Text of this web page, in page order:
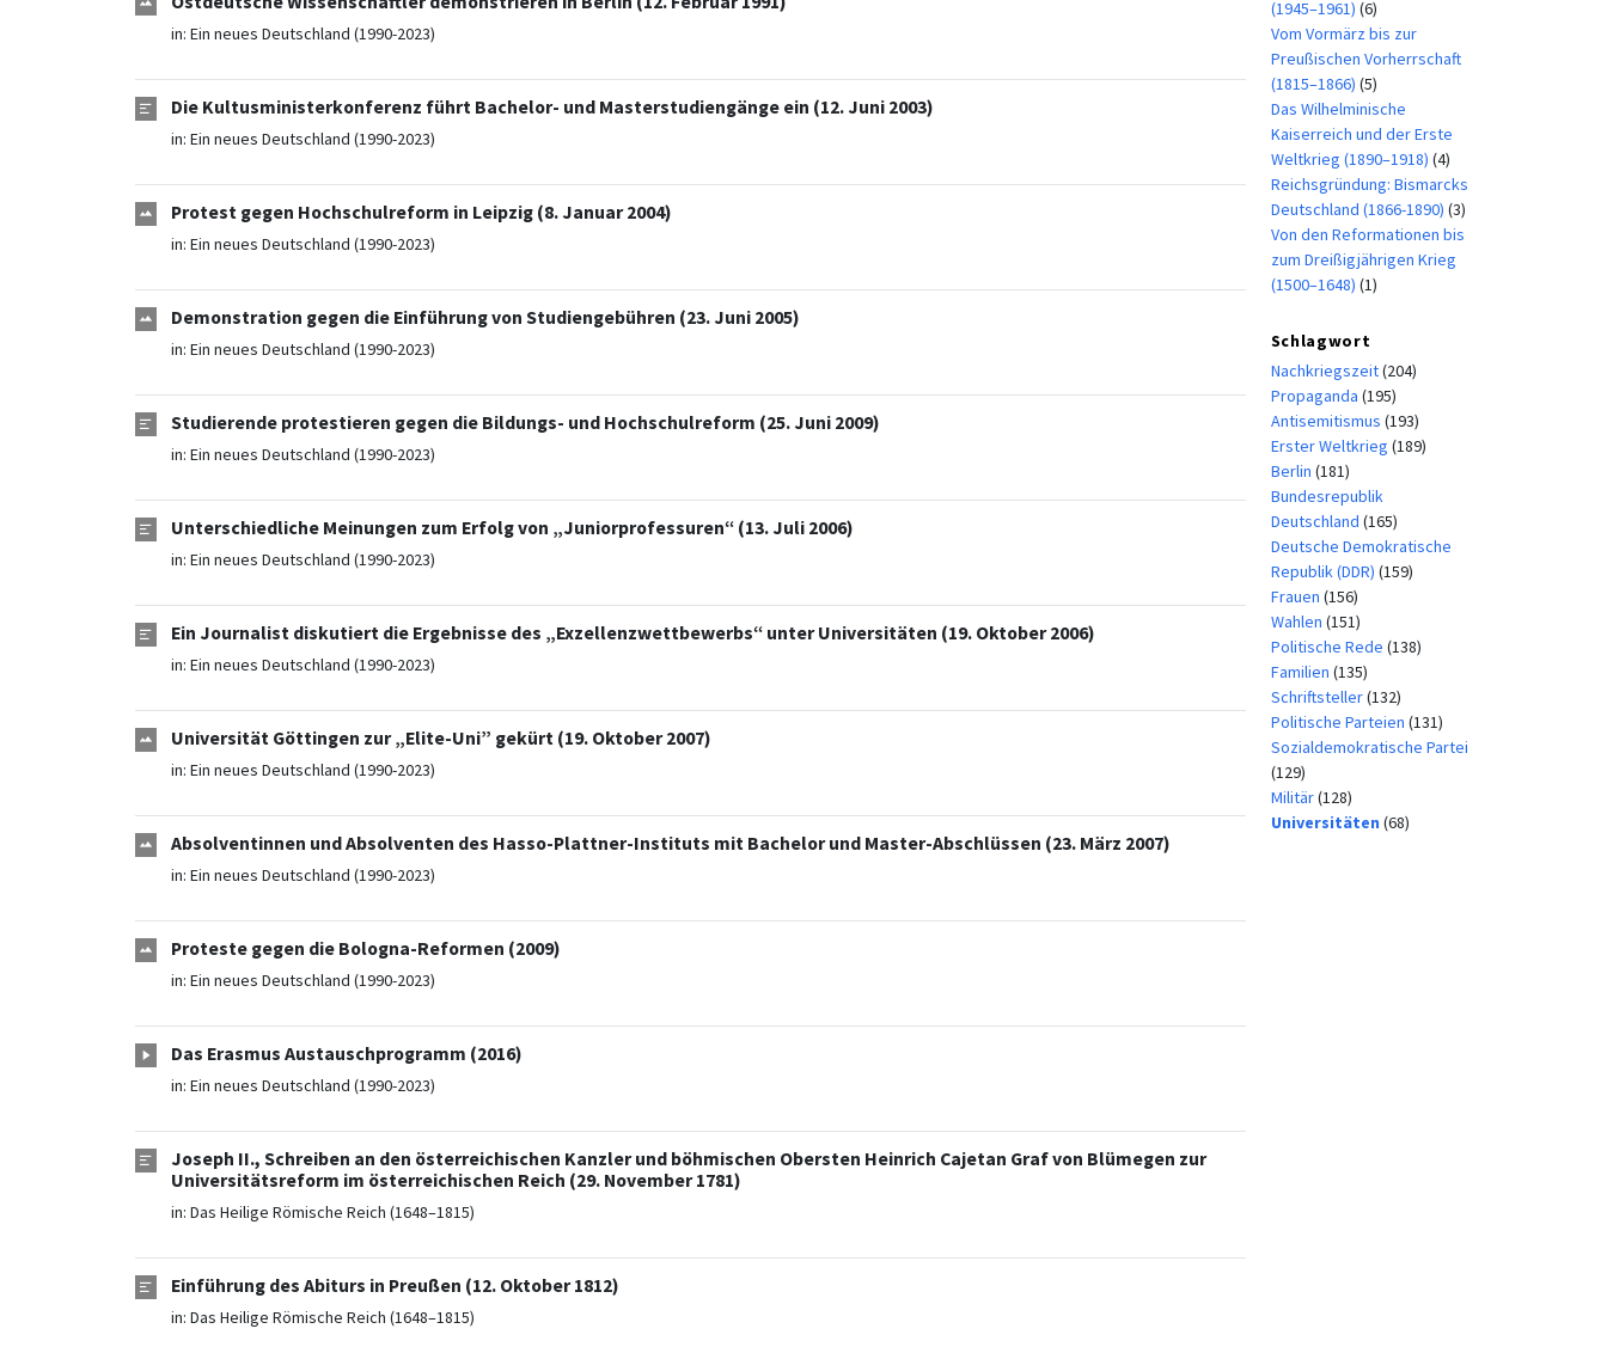
in: Ein neues Deutschland (1990-2023)
Die Kultusministerkonferenz führt Bachelor- und Masterstudiengänge ein (12. Juni 2003)
in: Ein neues Deutschland (1990-2023)
Protest gegen Hochschulreform in Leipzig (8. Januar 2004)
in: Ein neues Deutschland (1990-2023)
Demonstration gegen die Einführung von Studiengebühren (23. Juni 2005)
in: Ein neues Deutschland (1990-2023)
Studierende protestieren gegen die Bildungs- und Hochschulreform (25. Juni 2009)
in: Ein neues Deutschland (1990-2023)
Unterschiedliche Meinungen zum Erfolg von „Juniorprofessuren“ (13. Juli 2006)
in: Ein neues Deutschland (1990-2023)
Ein Journalist diskutiert die Ergebnisse des „Exzellenzwettbewerbs“ unter Universitäten (19. Oktober 2006)
in: Ein neues Deutschland (1990-2023)
Universität Göttingen zur „Elite-Uni” gekürt (19. Oktober 2007)
in: Ein neues Deutschland (1990-2023)
Absolventinnen und Absolventen des Hasso-Plattner-Instituts mit Bachelor und Master-Abschlüssen (23. März 2007)
in: Ein neues Deutschland (1990-2023)
Proteste gegen die Bologna-Reformen (2009)
in: Ein neues Deutschland (1990-2023)
Das Erasmus Austauschprogramm (2016)
in: Ein neues Deutschland (1990-2023)
Joseph II., Schreiben an den österreichischen Kanzler und böhmischen Obersten Heinrich Cajetan Graf von Blümegen zur
Universitätsreform im österreichischen Reich (29. November 1781)
in: Das Heilige Römische Reich (1648–1815)
Einführung des Abiturs in Preußen (12. Oktober 1812)
in: Das Heilige Römische Reich (1648–1815)
(1945–1961) (6)
Vom Vormärz bis zur
Preußischen Vorherrschaft
(1815–1866) (5)
Das Wilhelminische
Kaiserreich und der Erste
Weltkrieg (1890–1918) (4)
Reichsgründung: Bismarcks
Deutschland (1866-1890) (3)
Von den Reformationen bis
zum Dreißigjährigen Krieg
(1500–1648) (1)
Schlagwort
Nachkriegszeit(204)
Propaganda (195)
Antisemitismus (193)
Erster Weltkrieg (189)
Berlin (181)
Bundesrepublik
Deutschland (165)
Deutsche Demokratische
Republik (DDR) (159)
Frauen (156)
Wahlen (151)
Politische Rede (138)
Familien (135)
Schriftsteller(132)
Politische Parteien (131)
Sozialdemokratische Partei
(129)
Militär(128)
Universitäten (68)